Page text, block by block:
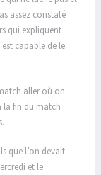
assez constaté
qui expliquent
est capable de le
aller où on
la fin du match
que l’on devait
et le